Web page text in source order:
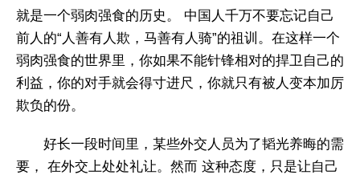
就是一个弱肉强食的历史。 中国人千万不要忘记自己
前人的“人善有人欺，马善有人骑”的祖训。在这样一个
弱肉强食的世界里，你如果不能针锋相对的捍卫自己的
利益，你的对手就会得寸进尺，你就只有被人变本加厉
欺负的份。
好长一段时间里，某些外交人员为了韬光养晦的需
要， 在外交上处处礼让。然而 这种态度，只是让自己